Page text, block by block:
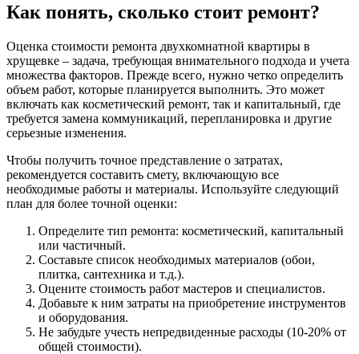
Как понять, сколько стоит ремонт?
Оценка стоимости ремонта двухкомнатной квартиры в
хрущевке – задача, требующая внимательного подхода и учета
множества факторов. Прежде всего, нужно четко определить
объем работ, которые планируется выполнить. Это может
включать как косметический ремонт, так и капитальный, где
требуется замена коммуникаций, перепланировка и другие
серьезные изменения.
Чтобы получить точное представление о затратах,
рекомендуется составить смету, включающую все
необходимые работы и материалы. Используйте следующий
план для более точной оценки:
Определите тип ремонта: косметический, капитальный
или частичный.
Составьте список необходимых материалов (обои,
плитка, сантехника и т.д.).
Оцените стоимость работ мастеров и специалистов.
Добавьте к ним затраты на приобретение инструментов
и оборудования.
Не забудьте учесть непредвиденные расходы (10-20% от
общей стоимости).